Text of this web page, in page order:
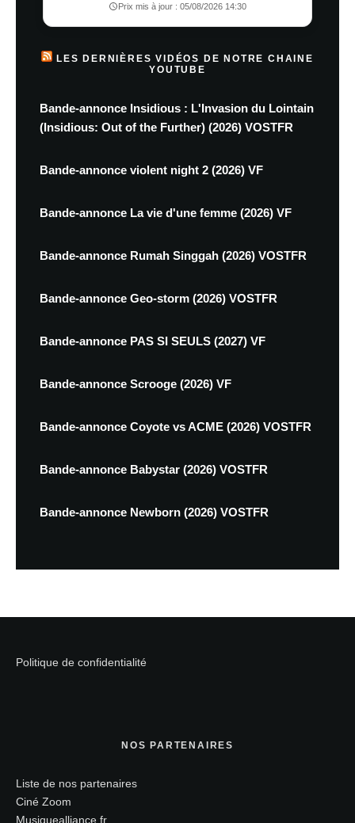
Prix mis à jour : 05/08/2026 14:30
LES DERNIÈRES VIDÉOS DE NOTRE CHAINE
YOUTUBE
Bande-annonce Insidious : L'Invasion du Lointain
(Insidious: Out of the Further) (2026) VOSTFR
Bande-annonce violent night 2 (2026) VF
Bande-annonce La vie d'une femme (2026) VF
Bande-annonce Rumah Singgah (2026) VOSTFR
Bande-annonce Geo-storm (2026) VOSTFR
Bande-annonce PAS SI SEULS (2027) VF
Bande-annonce Scrooge (2026) VF
Bande-annonce Coyote vs ACME (2026) VOSTFR
Bande-annonce Babystar (2026) VOSTFR
Bande-annonce Newborn (2026) VOSTFR
Politique de confidentialité
NOS PARTENAIRES
Liste de nos partenaires
Ciné Zoom
Musiquealliance.fr